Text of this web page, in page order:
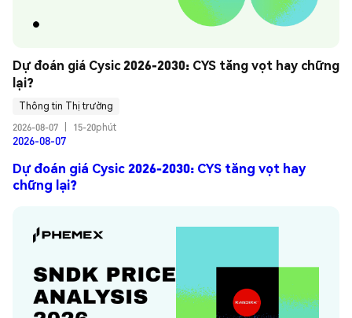
Dự đoán giá Cysic 2026-2030: CYS tăng vọt hay chững
lại?
Thông tin Thị trường
2026-08-07
15-20phút
2026-08-07
Dự đoán giá Cysic 2026-2030: CYS tăng vọt hay
chững lại?